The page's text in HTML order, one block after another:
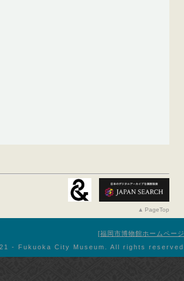
PageTop
福岡市博物館ホームページ
- Fukuoka City Museum. All rights reserved.